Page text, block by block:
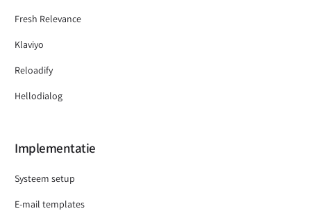
Fresh Relevance
Klaviyo
Reloadify
Hellodialog
Implementatie
Systeem setup
E-mail templates